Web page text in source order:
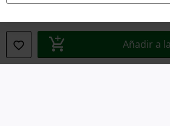
Añadir a
Configuración Cookies
Cancelar pedido